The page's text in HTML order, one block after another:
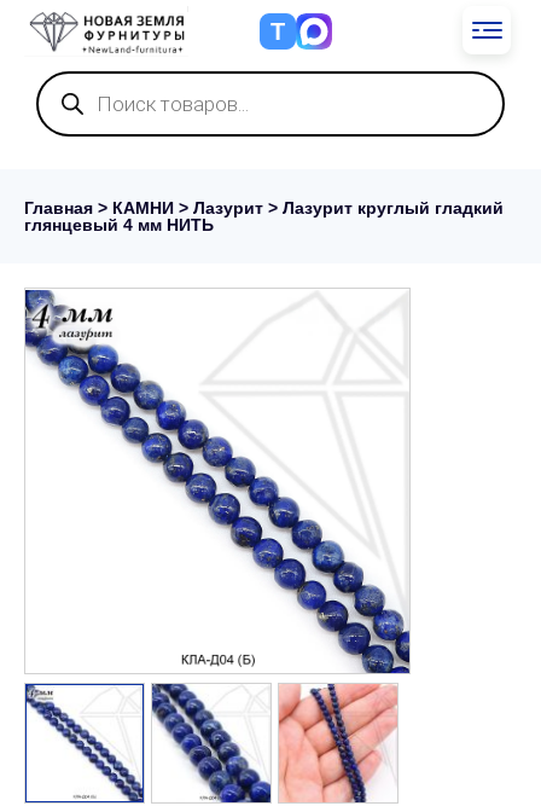
Т
Поиск
товаров
Главная > КАМНИ > Лазурит > Лазурит круглый гладкий
глянцевый 4 мм НИТЬ